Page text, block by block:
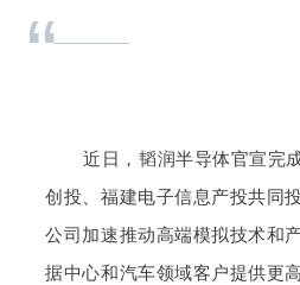
“
近日，韬润半导体官宣完
创投、福建电子信息产投共同
公司加速推动高端模拟技术和
据中心和汽车领域客户提供更